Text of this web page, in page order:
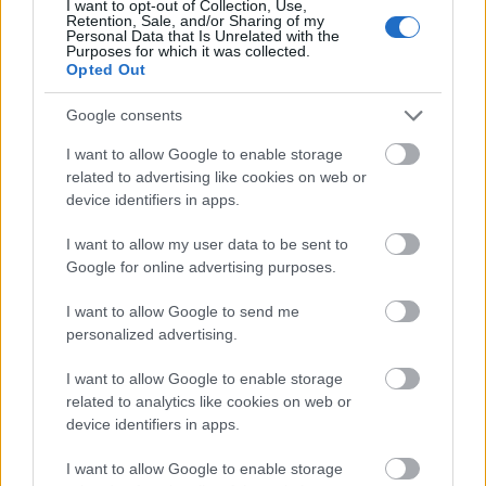
I want to opt-out of Collection, Use,
Retention, Sale, and/or Sharing of my
Personal Data that Is Unrelated with the
Purposes for which it was collected.
Opted Out
Google consents
I want to allow Google to enable storage
related to advertising like cookies on web or
device identifiers in apps.
I want to allow my user data to be sent to
Google for online advertising purposes.
I want to allow Google to send me
personalized advertising.
I want to allow Google to enable storage
related to analytics like cookies on web or
device identifiers in apps.
I want to allow Google to enable storage
Council gjennomført. Der ble Jelena Välbe ikke
gjenvalgt til FIS Council neste periode. Hun fikk
færreste stemmer av alle.
MEST LEST